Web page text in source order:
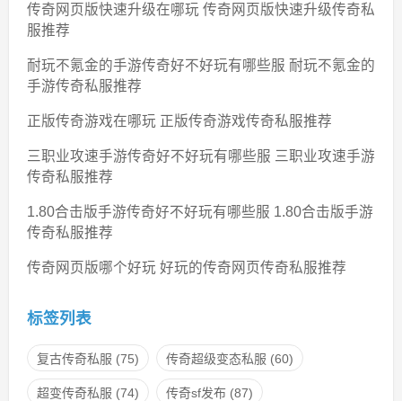
传奇网页版快速升级在哪玩 传奇网页版快速升级传奇私
服推荐
耐玩不氪金的手游传奇好不好玩有哪些服 耐玩不氪金的
手游传奇私服推荐
正版传奇游戏在哪玩 正版传奇游戏传奇私服推荐
三职业攻速手游传奇好不好玩有哪些服 三职业攻速手游
传奇私服推荐
1.80合击版手游传奇好不好玩有哪些服 1.80合击版手游
传奇私服推荐
传奇网页版哪个好玩 好玩的传奇网页传奇私服推荐
标签列表
复古传奇私服 (75) 传奇超级变态私服 (60)
超变传奇私服 (74) 传奇sf发布(87)